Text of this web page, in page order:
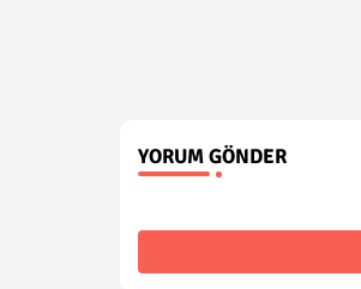
YORUM GÖNDER